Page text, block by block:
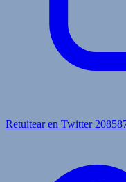
Retuitear en Twitter